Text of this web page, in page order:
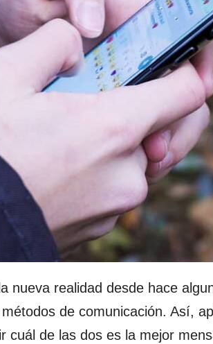
nueva realidad desde hace
de comunicación. Así,
cuál de las dos es la mejor